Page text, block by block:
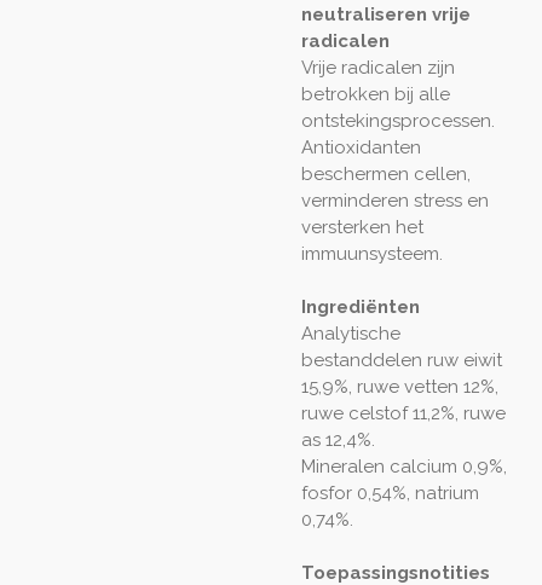
neutraliseren vrije
radicalen
Vrije radicalen zijn
betrokken bij alle
ontstekingsprocessen.
Antioxidanten
beschermen cellen,
verminderen stress en
versterken het
immuunsysteem.
Ingrediënten
Analytische
bestanddelen ruw eiwit
15,9%, ruwe vetten 12%,
ruwe celstof 11,2%, ruwe
as 12,4%.
Mineralen calcium 0,9%,
fosfor 0,54%, natrium
0,74%.
Toepassingsnotities